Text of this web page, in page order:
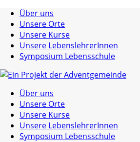
Über uns
Unsere Orte
Unsere Kurse
Unsere LebenslehrerInnen
Symposium Lebensschule
Über uns
Unsere Orte
Unsere Kurse
Unsere LebenslehrerInnen
Symposium Lebensschule